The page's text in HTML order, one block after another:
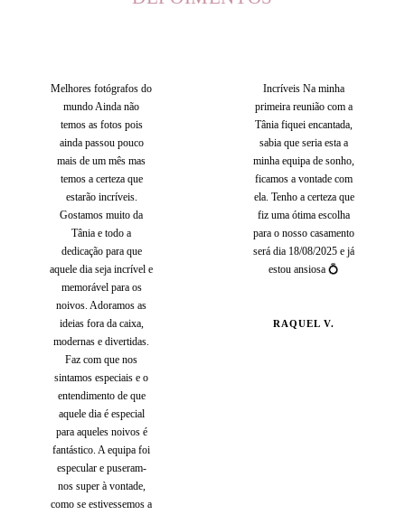
Melhores fotógrafos do
mundo Ainda não
temos as fotos pois
ainda passou pouco
mais de um mês mas
temos a certeza que
estarão incríveis.
Gostamos muito da
Tânia e todo a
dedicação para que
aquele dia seja incrível e
memorável para os
noivos. Adoramos as
ideias fora da caixa,
modernas e divertidas.
Faz com que nos
sintamos especiais e o
entendimento de que
aquele dia é especial
para aqueles noivos é
fantástico. A equipa foi
especular e puseram-
nos super à vontade,
como se estivessemos a
Incríveis Na minha
primeira reunião com a
Tânia fiquei encantada,
sabia que seria esta a
minha equipa de sonho,
ficamos a vontade com
ela. Tenho a certeza que
fiz uma ótima escolha
para o nosso casamento
será dia 18/08/2025 e já
estou ansiosa 💍
RAQUEL V.